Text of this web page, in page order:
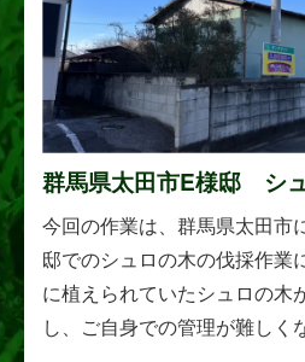
群馬県太田市E様邸 シ
作業
今回の作業は、群馬県太田市
邸でのシュロの木の伐採作業
に植えられていたシュロの木
し、ご自身での管理が難しく